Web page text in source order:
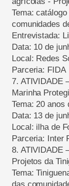
Tema:
comunidades
Entrevistada:
Data: 10 de
Local: Redes
Parceria: FIDA
7. ATIVIDADE
Marinha
Tema: 20 anos
Data: 13 de
Local: ilha de
Parceria: Inter
8. ATIVIDADE
Projetosda
Tema: